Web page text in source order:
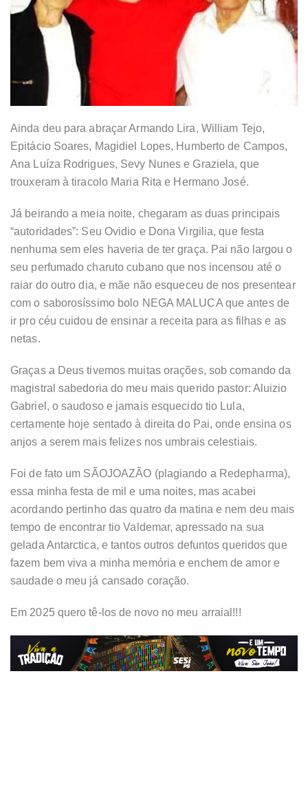
Ainda deu para abraçar Armando Lira, William Tejo,
Epitácio Soares, Magidiel Lopes, Humberto de Campos,
Ana Luíza Rodrigues, Sevy Nunes e Graziela, que
trouxeram à tiracolo Maria Rita e Hermano José.
Já beirando a meia noite, chegaram as duas principais
“autoridades”: Seu Ovidio e Dona Virgilia, que festa
nenhuma sem eles haveria de ter graça. Pai não largou o
seu perfumado charuto cubano que nos incensou até o
raiar do outro dia, e mãe não esqueceu de nos presentear
com o saborosíssimo bolo NEGA MALUCA que antes de
ir pro céu cuidou de ensinar a receita para as filhas e as
netas.
Graças a Deus tivemos muitas orações, sob comando da
magistral sabedoria do meu mais querido pastor: Aluizio
Gabriel, o saudoso e jamais esquecido tio Lula,
certamente hoje sentado à direita do Pai, onde ensina os
anjos a serem mais felizes nos umbrais celestiais.
Foi de fato um SÃOJOAZÃO (plagiando a Redepharma),
essa minha festa de mil e uma noites, mas acabei
acordando pertinho das quatro da matina e nem deu mais
tempo de encontrar tio Valdemar, apressado na sua
gelada Antarctica, e tantos outros defuntos queridos que
fazem bem viva a minha memória e enchem de amor e
saudade o meu já cansado coração.
Em 2025 quero tê-los de novo no meu arraial!!!